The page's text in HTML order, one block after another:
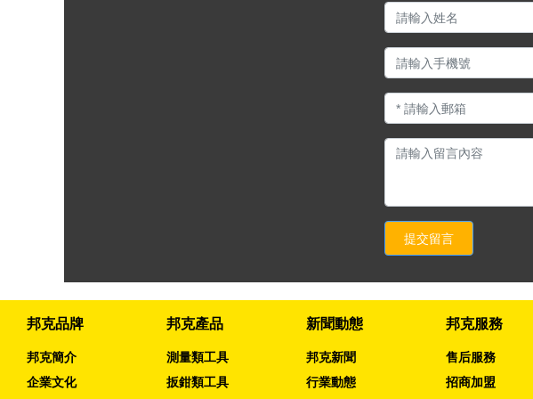
提交留言
邦克品牌
邦克簡介
企業文化
邦克產品
測量類工具
扳鉗類工具
新聞動態
邦克新聞
行業動態
邦克服務
售后服務
招商加盟